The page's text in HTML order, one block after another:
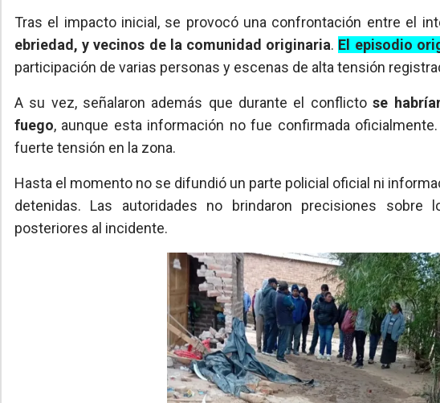
Tras el impacto inicial, se provocó una confrontación entre el
ebriedad, y vecinos de la comunidad originaria. El episodio
participación de varias personas y escenas de alta tensión
A su vez, señalaron además que durante el conflictose
fuego, aunque esta información no fue confirmada
fuerte tensión en la zona.
Hasta el momento no se difundió un parte policial oficial ni
detenidas. Las autoridades no brindaron precisiones
posteriores al incidente.